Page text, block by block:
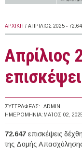
ΑΡΧΙΚΉ / ΑΠΡΊΛΙΟΣ 2025 -
Απρίλιος
ΣΥΓΓΡΑΦΈΑΣ:
ADMIN
ΗΜΕΡΟΜΗΝΊΑ: ΜΆΙΟΣ 02,
72.647 επισκέψεις
της Δομής Απασχόλησης